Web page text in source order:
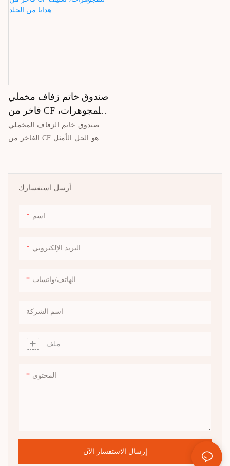
أرسل استفسارك
اسم
البريد الإلكتروني
الهاتف/واتساب
اسم الشركة
ملف
المحتوى
إرسال الاستفسار الآن
صندوق خاتم زفاف مخملي
فاخر من CF للمجوهرات،
تغليف هدايا من الجلد
صندوق خاتم الزفاف المخملي
الفاخر من CF هو الحل الأمثل
فاخرة، يوفر وسادة ناعمة وأنيقة
الخدوش. يتميز الجزء الخارجي
صندوق الخاتم هذا للمناسبات
إضافية من الأناقة إلى عروض
الوزن يجعلها سهلة الحمل، في
مجوهراتك آمنة. مثالية للهدايا